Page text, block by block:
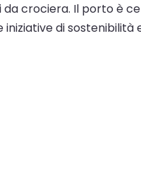
crociera. Il porto è
di sostenibilità